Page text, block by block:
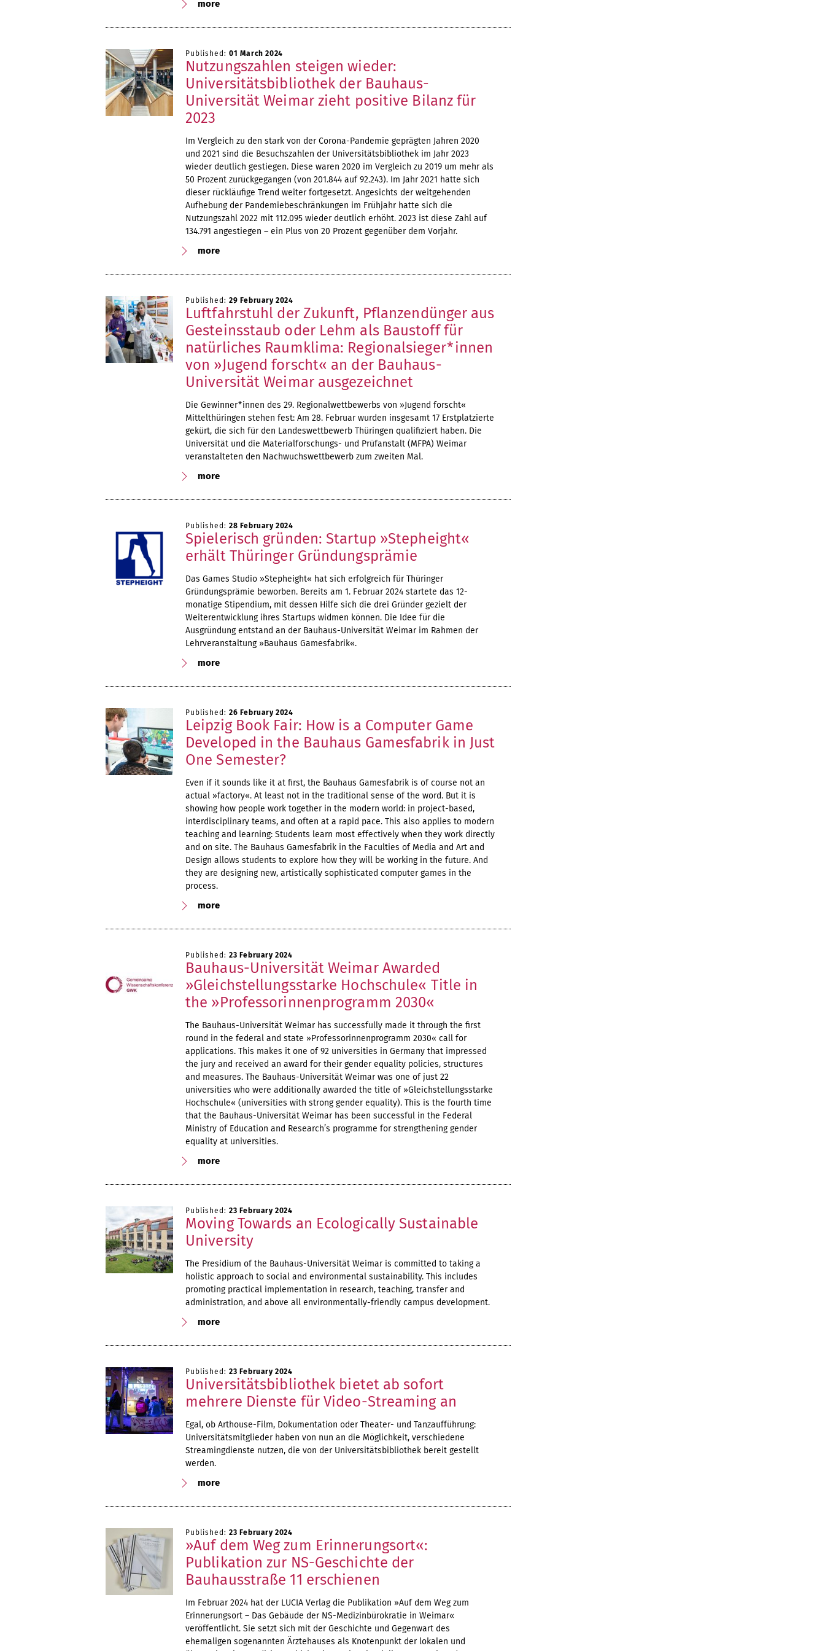
more
Published: 01 March 2024
Nutzungszahlen steigen wieder:
Universitätsbibliothek der Bauhaus-
Universität Weimar zieht positive Bilanz für
2023
Im Vergleich zu den stark von der Corona-Pandemie geprägten Jahren 2020
und 2021 sind die Besuchszahlen der Universitätsbibliothek im Jahr 2023
wieder deutlich gestiegen. Diese waren 2020 im Vergleich zu 2019 um mehr als
50 Prozent zurückgegangen (von 201.844 auf 92.243). Im Jahr 2021 hatte sich
dieser rückläufige Trend weiter fortgesetzt. Angesichts der weitgehenden
Aufhebung der Pandemiebeschränkungen im Frühjahr hatte sich die
Nutzungszahl 2022 mit 112.095 wieder deutlich erhöht. 2023 ist diese Zahl auf
134.791 angestiegen – ein Plus von 20 Prozent gegenüber dem Vorjahr.
more
Published: 29 February 2024
Luftfahrstuhl der Zukunft, Pflanzendünger aus
Gesteinsstaub oder Lehm als Baustoff für
natürliches Raumklima: Regionalsieger*innen
von »Jugend forscht« an der Bauhaus-
Universität Weimar ausgezeichnet
Die Gewinner*innen des 29. Regionalwettbewerbs von »Jugend forscht«
Mittelthüringen stehen fest: Am 28. Februar wurden insgesamt 17 Erstplatzierte
gekürt, die sich für den Landeswettbewerb Thüringen qualifiziert haben. Die
Universität und die Materialforschungs- und Prüfanstalt (MFPA) Weimar
veranstalteten den Nachwuchswettbewerb zum zweiten Mal.
more
Published: 28 February 2024
Spielerisch gründen: Startup »Stepheight«
erhält Thüringer Gründungsprämie
Das Games Studio »Stepheight« hat sich erfolgreich für Thüringer
Gründungsprämie beworben. Bereits am 1. Februar 2024 startete das 12-
monatige Stipendium, mit dessen Hilfe sich die drei Gründer gezielt der
Weiterentwicklung ihres Startups widmen können. Die Idee für die
Ausgründung entstand an der Bauhaus-Universität Weimar im Rahmen der
Lehrveranstaltung »Bauhaus Gamesfabrik«.
more
Published: 26 February 2024
Leipzig Book Fair: How is a Computer Game
Developed in the Bauhaus Gamesfabrik in Just
One Semester?
Even if it sounds like it at first, the Bauhaus Gamesfabrik is of course not an
actual »factory«. At least not in the traditional sense of the word. But it is
showing how people work together in the modern world: in project-based,
interdisciplinary teams, and often at a rapid pace. This also applies to modern
teaching and learning: Students learn most effectively when they work directly
and on site. The Bauhaus Gamesfabrik in the Faculties of Media and Art and
Design allows students to explore how they will be working in the future. And
they are designing new, artistically sophisticated computer games in the
process.
more
Published: 23 February 2024
Bauhaus-Universität Weimar Awarded
»Gleichstellungsstarke Hochschule« Title in
the »Professorinnenprogramm 2030«
The Bauhaus-Universität Weimar has successfully made it through the first
round in the federal and state »Professorinnenprogramm 2030« call for
applications. This makes it one of 92 universities in Germany that impressed
the jury and received an award for their gender equality policies, structures
and measures. The Bauhaus-Universität Weimar was one of just 22
universities who were additionally awarded the title of »Gleichstellungsstarke
Hochschule« (universities with strong gender equality). This is the fourth time
that the Bauhaus-Universität Weimar has been successful in the Federal
Ministry of Education and Research’s programme for strengthening gender
equality at universities.
more
Published: 23 February 2024
Moving Towards an Ecologically Sustainable
University
The Presidium of the Bauhaus-Universität Weimar is committed to taking a
holistic approach to social and environmental sustainability. This includes
promoting practical implementation in research, teaching, transfer and
administration, and above all environmentally-friendly campus development.
more
Published: 23 February 2024
Universitätsbibliothek bietet ab sofort
mehrere Dienste für Video-Streaming an
Egal, ob Arthouse-Film, Dokumentation oder Theater- und Tanzaufführung:
Universitätsmitglieder haben von nun an die Möglichkeit, verschiedene
Streamingdienste nutzen, die von der Universitätsbibliothek bereit gestellt
werden.
more
Published: 23 February 2024
»Auf dem Weg zum Erinnerungsort«:
Publikation zur NS-Geschichte der
Bauhausstraße 11 erschienen
Im Februar 2024 hat der LUCIA Verlag die Publikation »Auf dem Weg zum
Erinnerungsort – Das Gebäude der NS-Medizinbürokratie in Weimar«
veröffentlicht. Sie setzt sich mit der Geschichte und Gegenwart des
ehemaligen sogenannten Ärztehauses als Knotenpunkt der lokalen und